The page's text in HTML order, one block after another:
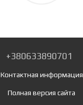
+380633890701
Контактная информация
Полная версия сайта